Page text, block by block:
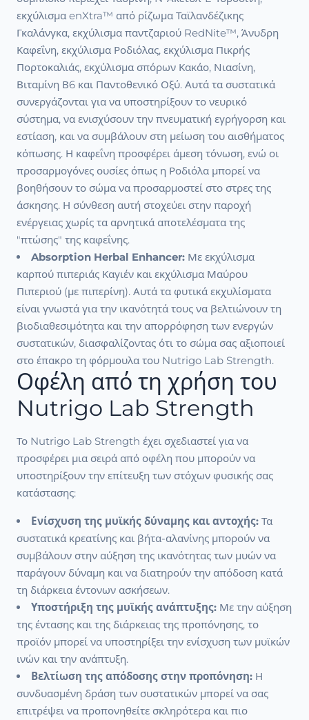
εκχύλισμα enXtra™ από ρίζωμα Ταϊλανδέζικης
Γκαλάνγκα, εκχύλισμα παντζαριού RedNite™, Άνυδρη
Καφεΐνη, εκχύλισμα Ροδιόλας, εκχύλισμα Πικρής
Πορτοκαλιάς, εκχύλισμα σπόρων Κακάο, Νιασίνη,
Βιταμίνη Β6 και Παντοθενικό Οξύ. Αυτά τα συστατικά
συνεργάζονται για να υποστηρίξουν το νευρικό
σύστημα, να ενισχύσουν την πνευματική εγρήγορση και
εστίαση, και να συμβάλουν στη μείωση του αισθήματος
κόπωσης. Η καφεΐνη προσφέρει άμεση τόνωση, ενώ οι
προσαρμογόνες ουσίες όπως η Ροδιόλα μπορεί να
βοηθήσουν το σώμα να προσαρμοστεί στο στρες της
άσκησης. Η σύνθεση αυτή στοχεύει στην παροχή
ενέργειας χωρίς τα αρνητικά αποτελέσματα της
"πτώσης" της καφεΐνης.
Absorption Herbal Enhancer: Με εκχύλισμα
καρπού πιπεριάς Καγιέν και εκχύλισμα Μαύρου
Πιπεριού (με πιπερίνη). Αυτά τα φυτικά εκχυλίσματα
είναι γνωστά για την ικανότητά τους να βελτιώνουν τη
βιοδιαθεσιμότητα και την απορρόφηση των ενεργών
συστατικών, διασφαλίζοντας ότι το σώμα σας αξιοποιεί
στο έπακρο τη φόρμουλα του Nutrigo Lab Strength.
Οφέλη από τη χρήση του
Nutrigo Lab Strength
Το Nutrigo Lab Strength έχει σχεδιαστεί για να
προσφέρει μια σειρά από οφέλη που μπορούν να
υποστηρίξουν την επίτευξη των στόχων φυσικής σας
κατάστασης:
Ενίσχυση της μυϊκής δύναμης και αντοχής: Τα
συστατικά κρεατίνης και βήτα-αλανίνης μπορούν να
συμβάλουν στην αύξηση της ικανότητας των μυών να
παράγουν δύναμη και να διατηρούν την απόδοση κατά
τη διάρκεια έντονων ασκήσεων.
Υποστήριξη της μυϊκής ανάπτυξης: Με την αύξηση
της έντασης και της διάρκειας της προπόνησης, το
προϊόν μπορεί να υποστηρίξει την ενίσχυση των μυϊκών
ινών και την ανάπτυξη.
Βελτίωση της απόδοσης στην προπόνηση: Η
συνδυασμένη δράση των συστατικών μπορεί να σας
επιτρέψει να προπονηθείτε σκληρότερα και πιο